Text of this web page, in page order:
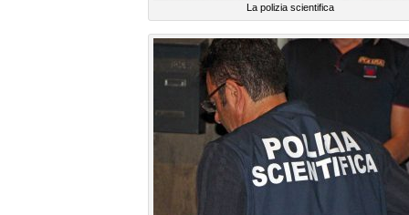
La polizia scientifica